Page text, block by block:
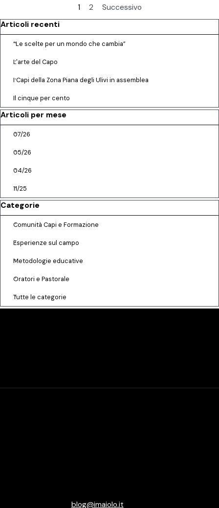
Pagina corrente:
1 Vai a pagina:
2
Successivo
Salta blocco Articoli recenti
Articoli recenti
“Le scelte per un mondo che cambia”
L'arte del Capo
I Capi della Zona Piana degli Ulivi in assemblea
Il cinque per cento
Salta blocco Articoli per mese
Articoli per mese
07/26
05/26
04/26
11/25
Salta blocco Categorie
Categorie
Comunità Capi e Formazione
Esperienze sul campo
Metodologie educative
Oratori e Pastorale
Tutte le categorie
blog@imaiolo.it